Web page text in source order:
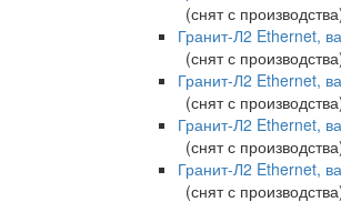
(снят с
Гранит-Л2 Ethernet,
(снят с
Гранит-Л2 Ethernet,
(снят с
Гранит-Л2 Ethernet,
(снят с
Гранит-Л2 Ethernet,
(снят с